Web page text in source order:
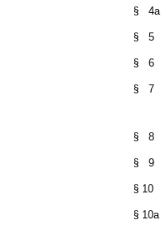
§ 4a
§ 5
§ 6
§ 7
§ 8
§ 9
§ 10
§ 10a